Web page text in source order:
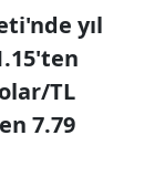
yıl
TL
7.79